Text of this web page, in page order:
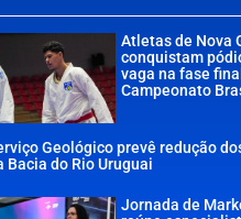
Atletas de Nova
conquistam
vaga na fase
Campeonato
Geológico prevê redução
Bacia do Rio Uruguai
Jornada de